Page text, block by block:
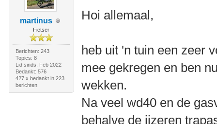
martinus
Fietser
Berichten: 243
Topics: 8
Lid sinds: Feb 2022
Bedankt: 576
427 x bedankt in 223
berichten
Hoi allemaal,
heb uit 'n tuin een zeer
mee gekregen en ben
wekken.
Na veel wd40 en de
behalve de ijzeren